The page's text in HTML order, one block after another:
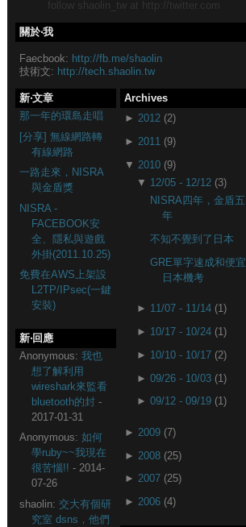
follow shaolin_tw at http://twitter.com
關於‧我
Faecbook: http://fb.me/shaolin
技術文: http://tech.shaolin.tw
Archives
► 2012 (2)
► 2011 (9)
▼ 2010 (9)
▼ 12/05 - 12/12 (3)
NISRA四年，金盾五
年
不知不覺到了日本
GRE單字速成和便宜
日本機考
► 11/07 - 11/14 (1)
► 10/17 - 10/24 (1)
► 10/10 - 10/17 (2)
►09/26 - 10/03 (1)
►09/12 - 09/19 (1)
► 2009 (7)
► 2008 (25)
► 2007 (25)
► 2006 (4)
新‧文章
那一年的環島走唱
[分享] 無線網路轉
有線網路
一路走來，NISRA
與金盾獎
NISRA -
FACEBOOK安
全、隱私與遊戲
外掛(2011.10.25)
免費在AWS上架設
L2TP/IPsec(一鍵
安裝)
新‧回應
Anonymous: 我也
想了解利用
wireshark來監看
bluetooth的封-
2017-01-31
Anonymous: 如何
學ruby~~我現在
很苦惱!! - 2014-
07-26
shaolin: 交大有個研
究室 dsns，他們